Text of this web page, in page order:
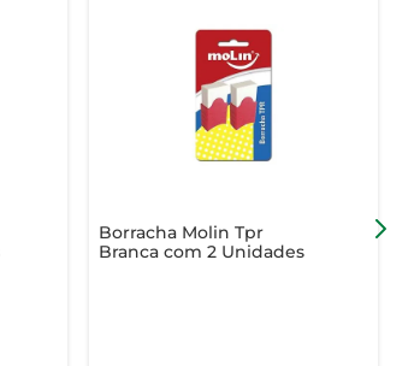
Borracha Molin Tpr
Branca com 2 Unidades